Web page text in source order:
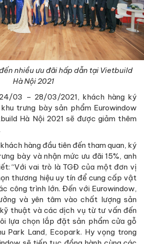
nhiều ưu đãi hấp dẫn tại Vietbuild
Hà Nội 2021
03 – 28/03/2021, khách hàng ký
trưng bày sản phẩm Eurowindow
Hà Nội 2021 sẽ được giảm thêm
hàng đầu tiên đến tham quan, ký
bày và nhận mức ưu đãi 15%, anh
“Với vai trò là TGĐ của một đơn vị
thương hiệu uy tín để cung cấp vật
công trình lớn. Đến với Eurowindow,
và yên tâm vào chất lượng sản
kỹ thuật và các dịch vụ từ tư vấn đến
lựa chọn lắp đặt sản phẩm cửa gỗ
Park Land, Ecopark. Hy vọng trong